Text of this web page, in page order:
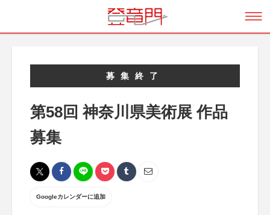
募集終了
第58回 神奈川県美術展 作品
募集
Googleカレンダーに追加